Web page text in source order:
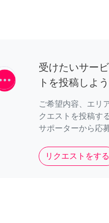
受けたいサー
トを投稿しよう
ご希望内容、エリ
クエストを投稿す
サポーターから応
リクエストをする